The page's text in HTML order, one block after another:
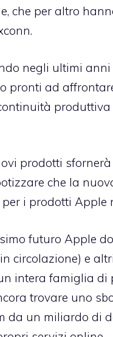
che per altro
negli ultimi
pronti ad
prodotti
che la
i prodotti Apple
futuro Apple
circolazione) e
intera famiglia di
trovare uno
da un miliardo di